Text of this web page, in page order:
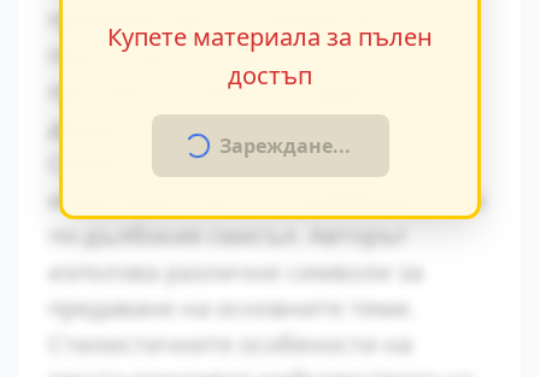
персонажите. Това
противопоставяне създава
драматично напрежение.
Символиката в произведението
играе важна роля за разбирането на
използва различни символи за
предаване на основните теми.
Стилистичните особености на
Купете материала за пълен
достъп
Зареждане...